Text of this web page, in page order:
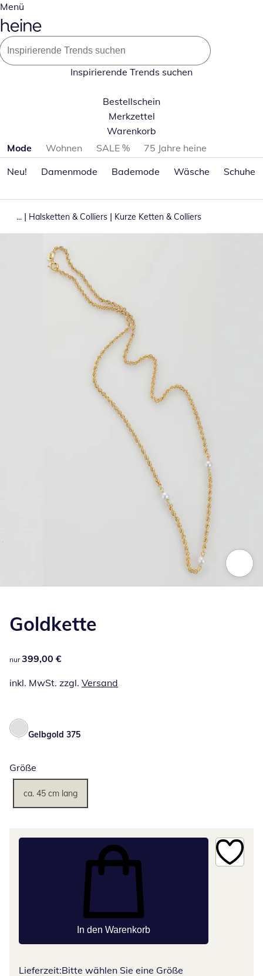
Menü
Inspirierende Trends suchen
Bestellschein
Merkzettel
Warenkorb
Produktkategorien überspringen
Mode Wohnen SALE %
75 Jahre heine
Neu!
Damenmode Bademode Wäsche Schuhe
... | Halsketten & Colliers | Kurze Ketten & Colliers
Goldkette
399,00 €
nur 399,00 €
inkl. MwSt. zzgl. Versand
Gelbgold 375
Größe
ca. 45 cm lang
In den Warenkorb
Lieferzeit:Bitte wählen Sie eine Größe